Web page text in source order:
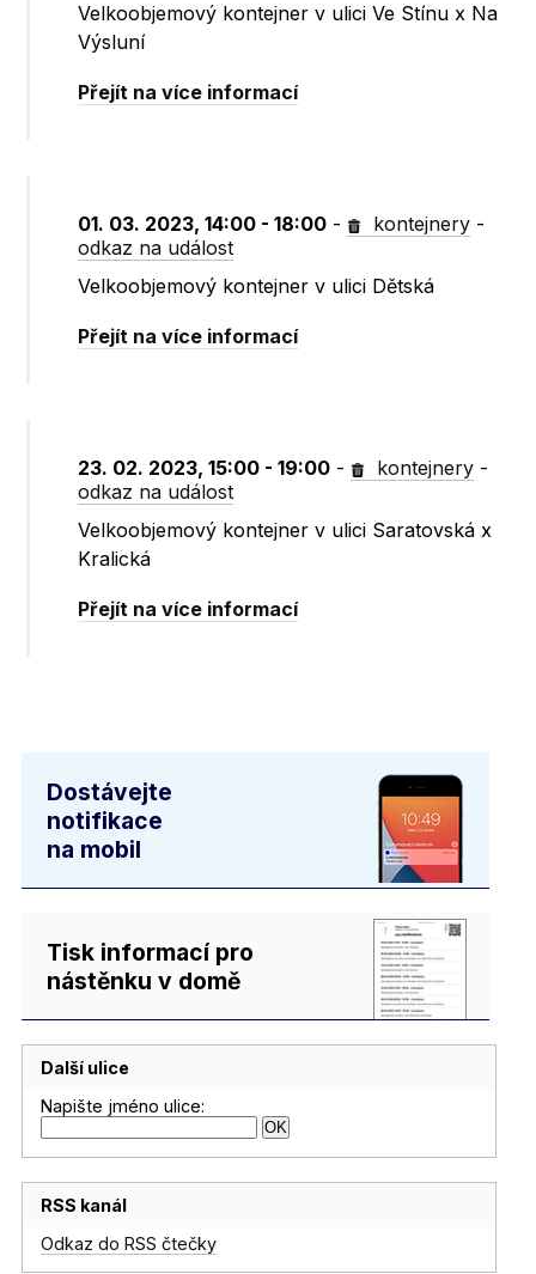
Velkoobjemový kontejner v ulici Ve Stínu x Na
Výsluní
Přejít na více informací
01. 03. 2023, 14:00 - 18:00 - kontejnery -
odkaz na událost
Velkoobjemový kontejner v ulici Dětská
Přejít na více informací
23. 02. 2023, 15:00 - 19:00 - kontejnery -
odkaz na událost
Velkoobjemový kontejner v ulici Saratovská x
Kralická
Přejít na více informací
Dostávejte
notifikace
na mobil
Tisk informací pro
nástěnku v domě
Další ulice
Napište jméno ulice:
RSS kanál
Odkaz do RSS čtečky